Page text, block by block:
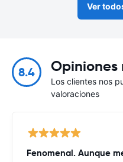
Ver
8.4 Opiniones
Los clientes nos
valoraciones